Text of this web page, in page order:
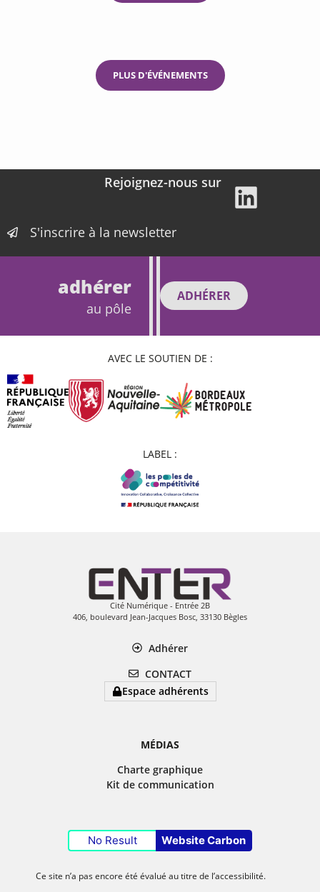
PLUS D'ÉVÉNEMENTS
Rejoignez-nous sur
S'inscrire à la newsletter
adhérer
au pôle
ADHÉRER
AVEC LE SOUTIEN DE :
LABEL :
Cité Numérique - Entrée 2B
406, boulevard Jean-Jacques Bosc, 33130 Bègles
Adhérer
CONTACT
Espace adhérents
MÉDIAS
Charte graphique
Kit de communication
No Result Website Carbon
Ce site n’a pas encore été évalué au titre de l’accessibilité.